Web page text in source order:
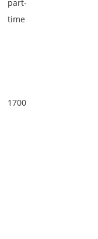
part-
time
1700